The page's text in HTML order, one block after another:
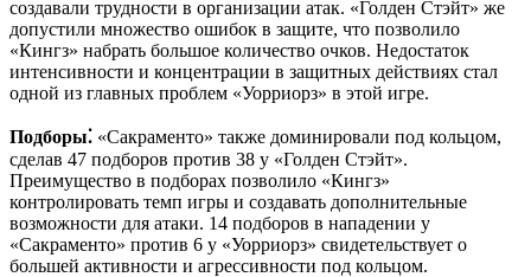
создавали трудности в организации атак. «Голден Стэйт» же
допустили множество ошибок в защите, что позволило
«Кингз» набрать большое количество очков. Недостаток
интенсивности и концентрации в защитных действиях стал
одной из главных проблем «Уорриорз» в этой игре.
Подборы⁚ «Сакраменто» также доминировали под кольцом,
сделав 47 подборов против 38 у «Голден Стэйт».
Преимущество в подборах позволило «Кингз»
контролировать темп игры и создавать дополнительные
возможности для атаки. 14 подборов в нападении у
«Сакраменто» против 6 у «Уорриорз» свидетельствует о
большей активности и агрессивности под кольцом.